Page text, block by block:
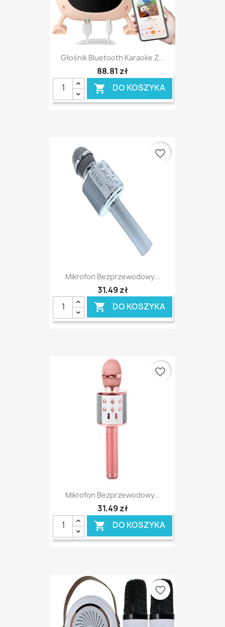
Głośnik Bluetooth Karaoke Z...
88,81 zł
 DO KOSZYKA
Mikrofon Bezprzewodowy...
31,49 zł
 DO KOSZYKA
favorite_border
Mikrofon Bezprzewodowy...
31,49 zł
 DO KOSZYKA
favorite_border
favorite_border